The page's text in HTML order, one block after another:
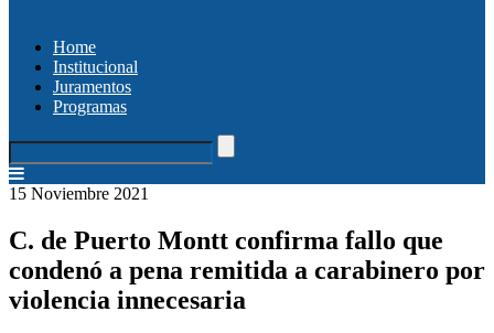
Home
Institucional
Juramentos
Programas
15 Noviembre 2021
C. de Puerto Montt confirma fallo que
condenó a pena remitida a carabinero por
violencia innecesaria